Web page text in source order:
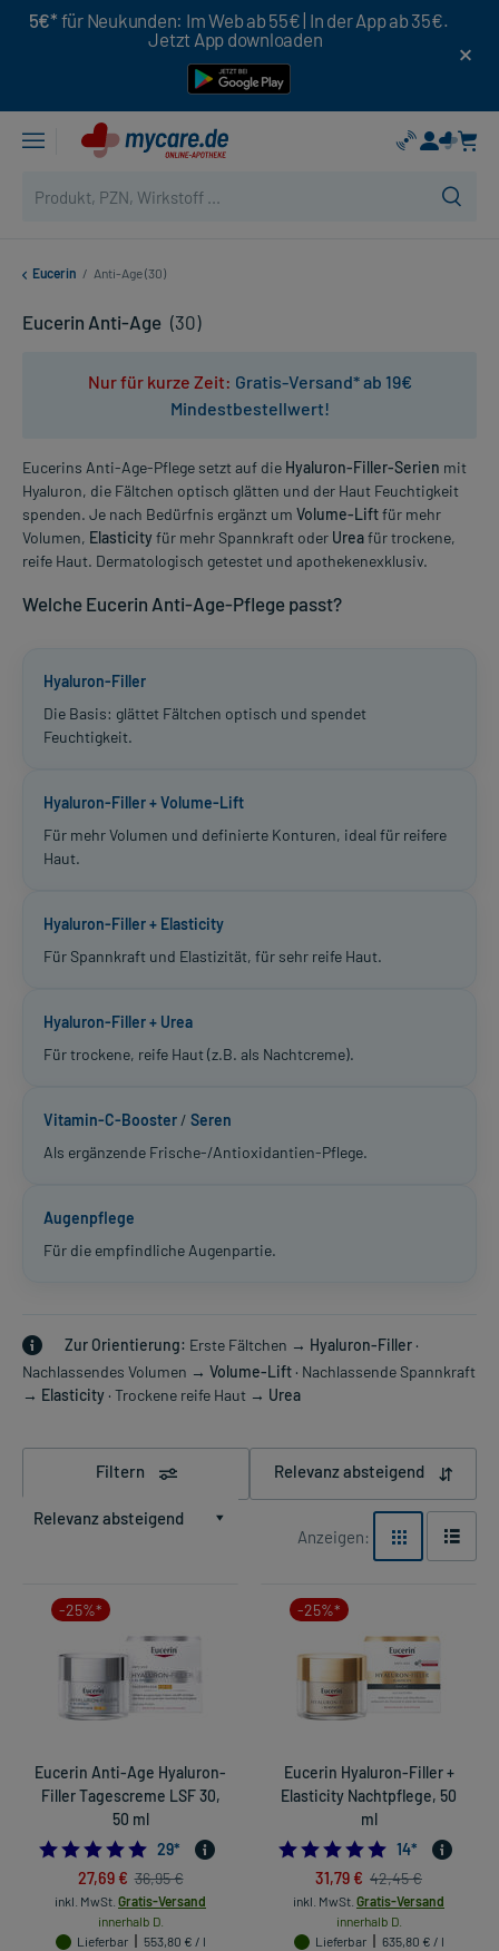
5€* für Neukunden: Im Web ab 55€ | In der App ab 35€.
Jetzt App downloaden
Eucerin / Anti-Age (30)
Eucerin Anti-Age (30)
Nur für kurze Zeit: Gratis-Versand* ab 19€
Mindestbestellwert!
Eucerins Anti-Age-Pflege setzt auf die Hyaluron-Filler-Serien mit
Hyaluron, die Fältchen optisch glätten und der Haut Feuchtigkeit
spenden. Je nach Bedürfnis ergänzt um Volume-Liftfür mehr
Volumen, Elasticityfür mehr Spannkraft oder Ureafür trockene,
reife Haut. Dermatologisch getestet und apothekenexklusiv.
Welche Eucerin Anti-Age-Pflege passt?
Hyaluron-Filler
Die Basis: glättet Fältchen optisch und spendet
Feuchtigkeit.
Hyaluron-Filler + Volume-Lift
Für mehr Volumen und definierte Konturen, ideal für reifere
Haut.
Hyaluron-Filler + Elasticity
Für Spannkraft und Elastizität, für sehr reife Haut.
Hyaluron-Filler + Urea
Für trockene, reife Haut (z.B. als Nachtcreme).
Vitamin-C-Booster / Seren
Als ergänzende Frische-/Antioxidantien-Pflege.
Augenpflege
Für die empfindliche Augenpartie.
Zur Orientierung: Erste Fältchen → Hyaluron-Filler ·
Nachlassendes Volumen → Volume-Lift · Nachlassende Spannkraft
→ Elasticity · Trockene reife Haut → Urea
Filtern Relevanz absteigend
Relevanz absteigend
Anzeigen:
-25%*
Eucerin Anti-Age Hyaluron-
Filler Tagescreme LSF 30,
50 ml
4.827586206896552
29*
27,69 € 36,95 €
inkl. MwSt. Gratis-Versand
innerhalb D.
Lieferbar
553,80 € / l
-25%*
Eucerin Hyaluron-Filler +
Elasticity Nachtpflege, 50
ml
14*
31,79 € 42,45 €
inkl. MwSt. Gratis-Versand
innerhalb D.
Lieferbar
635,80 € / l